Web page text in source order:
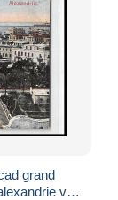
grand
vue